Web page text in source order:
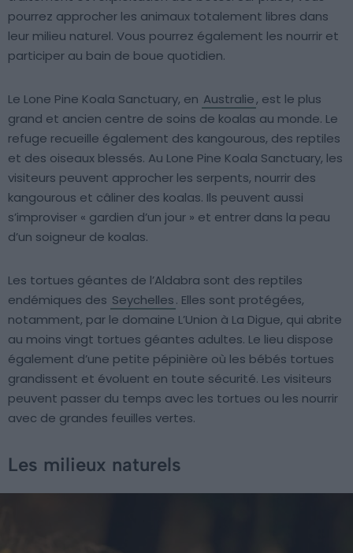
pourrez approcher les animaux totalement libres dans
leur milieu naturel. Vous pourrez également les nourrir et
participer au bain de boue quotidien.
Le Lone Pine Koala Sanctuary, en Australie, est le plus
grand et ancien centre de soins de koalas au monde. Le
refuge recueille également des kangourous, des reptiles
et des oiseaux blessés. Au Lone Pine Koala Sanctuary, les
visiteurs peuvent approcher les serpents, nourrir des
kangourous et câliner des koalas. Ils peuvent aussi
s’improviser « gardien d’un jour » et entrer dans la peau
d’un soigneur de koalas.
Les tortues géantes de l’Aldabra sont des reptiles
endémiques des Seychelles. Elles sont protégées,
notamment, par le domaine L’Union à La Digue, qui abrite
au moins vingt tortues géantes adultes. Le lieu dispose
également d’une petite pépinière où les bébés tortues
grandissent et évoluent en toute sécurité. Les visiteurs
peuvent passer du temps avec les tortues ou les nourrir
avec de grandes feuilles vertes.
Les milieux naturels